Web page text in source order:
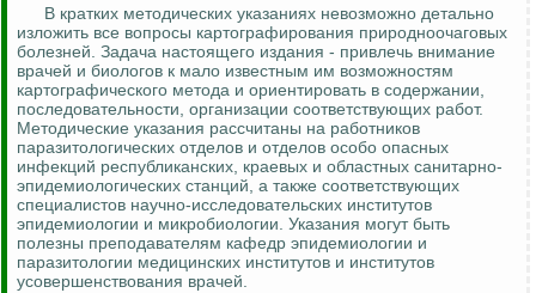
В кратких методических указаниях невозможно детально
изложить все вопросы картографирования природноочаговых
болезней. Задача настоящего издания - привлечь внимание
врачей и биологов к мало известным им возможностям
картографического метода и ориентировать в содержании,
последовательности, организации соответствующих работ.
Методические указания рассчитаны на работников
паразитологических отделов и отделов особо опасных
инфекций республиканских, краевых и областных санитарно-
эпидемиологических станций, а также соответствующих
специалистов научно-исследовательских институтов
эпидемиологии и микробиологии. Указания могут быть
полезны преподавателям кафедр эпидемиологии и
паразитологии медицинских институтов и институтов
усовершенствования врачей.